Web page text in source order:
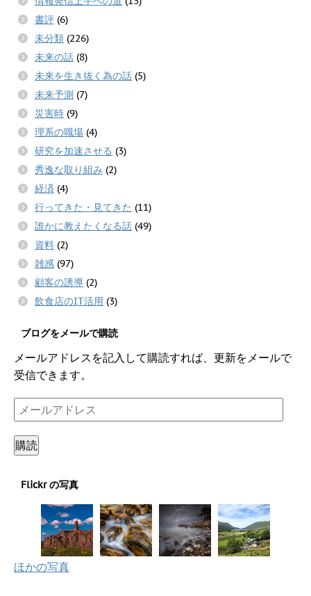
書評 (6)
未分類 (226)
未来の話 (8)
未来を生き抜く為の話 (5)
未来予測 (7)
災害時 (9)
理系の職場 (4)
研究を加速させる (3)
秀逸な取り組み (2)
経済 (4)
行ってきた・見てきた (11)
誰かに教えたくなる話 (49)
資料 (2)
雑感 (97)
顧客の誘導 (2)
飲食店のIT活用 (3)
ブログをメールで購読
メールアドレスを記入して購読すれば、更新をメールで
受信できます。
メ
ー
ル
ア
レ
購読
Flickr の写真
ほかの写真